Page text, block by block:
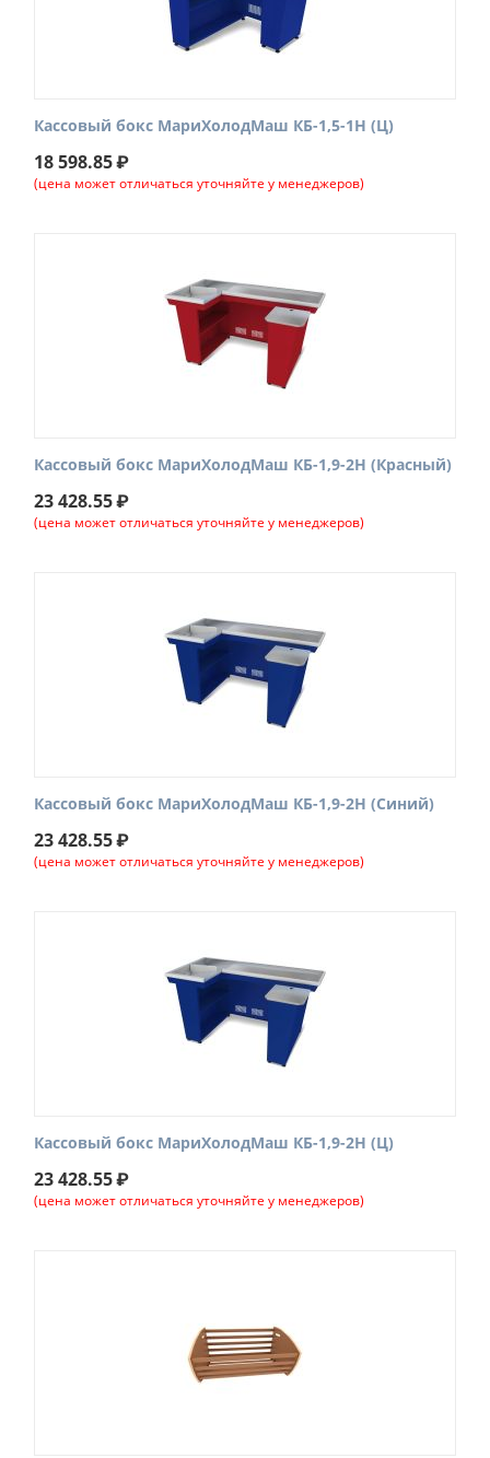
Кассовый бокс МариХолодМаш КБ-1,5-1Н (Ц)
18 598.85₽
(цена может отличаться уточняйте у менеджеров)
Кассовый бокс МариХолодМаш КБ-1,9-2Н (Красный)
23 428.55₽
(цена может отличаться уточняйте у менеджеров)
Кассовый бокс МариХолодМаш КБ-1,9-2Н (Синий)
23 428.55₽
(цена может отличаться уточняйте у менеджеров)
Кассовый бокс МариХолодМаш КБ-1,9-2Н (Ц)
23 428.55₽
(цена может отличаться уточняйте у менеджеров)